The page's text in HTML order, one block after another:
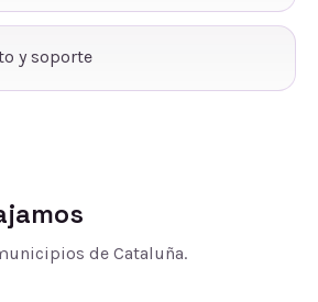
y soporte
de Cataluña.